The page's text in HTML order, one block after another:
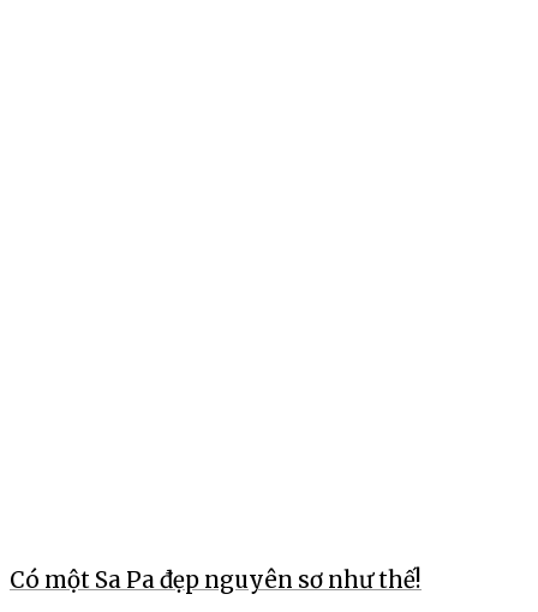
Có một Sa Pa đẹp nguyên sơ như thế!